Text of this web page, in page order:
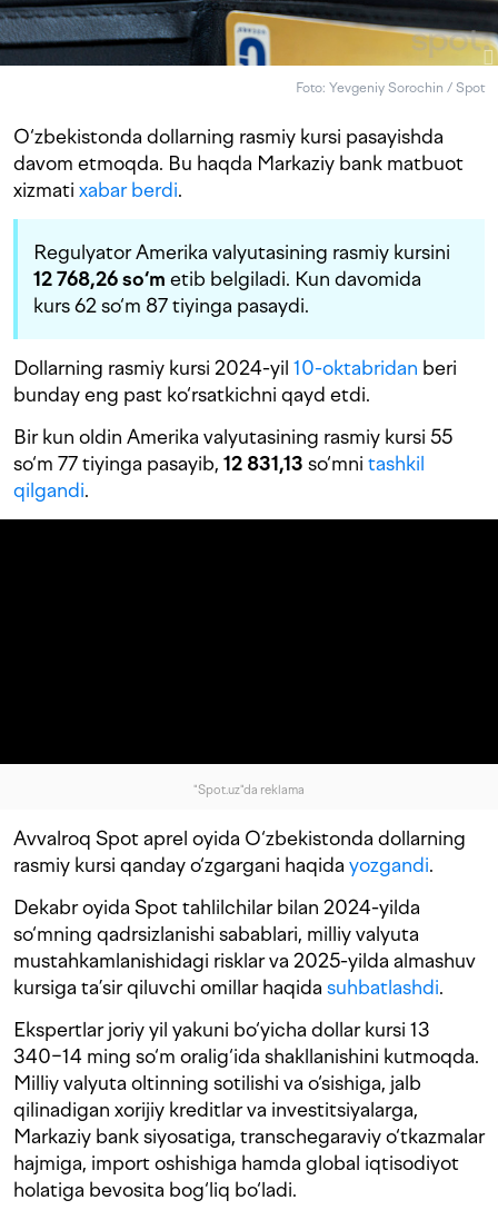
Foto: Yevgeniy Sorochin / Spot
O‘zbekistonda dollarning rasmiy kursi pasayishda
davom etmoqda. Bu haqda Markaziy bank matbuot
xizmati xabar berdi.
Regulyator Amerika valyutasining rasmiy kursini
12 768,26 so‘m etib belgiladi. Kun davomida
kurs 62 so‘m 87 tiyinga pasaydi.
Dollarning rasmiy kursi 2024-yil 10-oktabridan beri
bunday eng past ko‘rsatkichni qayd etdi.
Bir kun oldin Amerika valyutasining rasmiy kursi 55
so‘m 77 tiyinga pasayib, 12 831,13 so‘mni tashkil
qilgandi.
"Spot.uz"da reklama
Avvalroq Spot aprel oyida O‘zbekistonda dollarning
rasmiy kursi qanday o‘zgargani haqida yozgandi.
Dekabr oyida Spot tahlilchilar bilan 2024-yilda
so‘mning qadrsizlanishi sabablari, milliy valyuta
mustahkamlanishidagi risklar va 2025-yilda almashuv
kursiga ta’sir qiluvchi omillar haqida suhbatlashdi.
Ekspertlar joriy yil yakuni bo‘yicha dollar kursi 13
340−14 ming so‘m oralig‘ida shakllanishini kutmoqda.
Milliy valyuta oltinning sotilishi va o‘sishiga, jalb
qilinadigan xorijiy kreditlar va investitsiyalarga,
Markaziy bank siyosatiga, transchegaraviy o‘tkazmalar
hajmiga, import oshishiga hamda global iqtisodiyot
holatiga bevosita bog‘liq bo‘ladi.